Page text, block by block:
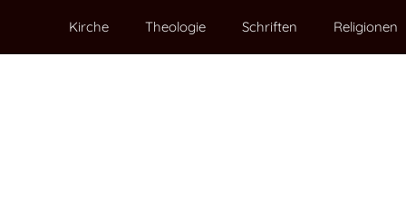
Kirche Theologie Schriften Religionen